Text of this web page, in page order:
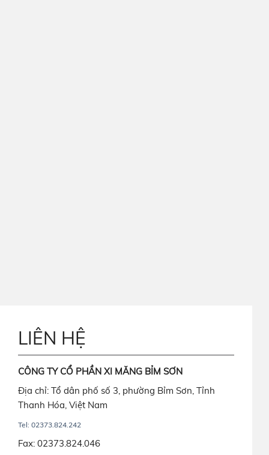
LIÊN HỆ
CÔNG TY CỔ PHẦN XI MĂNG BỈM SƠN
Địa chỉ: Tổ dân phố số 3, phường Bỉm Sơn, Tỉnh
Thanh Hóa, Việt Nam
Tel: 02373.824.242
Fax: 02373.824.046